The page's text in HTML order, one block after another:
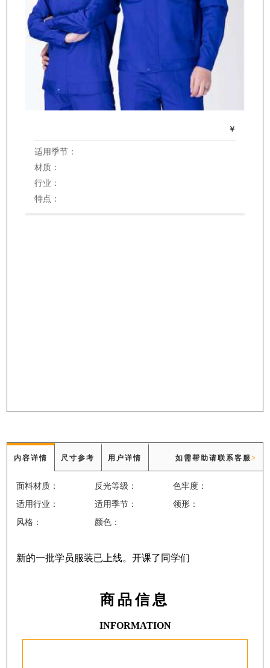
￥
适用季节：
材质：
行业：
特点：
内容详情 尺寸参考 用户详情 如需帮助请联系客服 >
面料材质： 反光等级：
色牢度：
适用行业：
适用季节：
领形：
风格：
颜色：
新的一批学员服装已上线。开课了同学们
商品信息
INFORMATION